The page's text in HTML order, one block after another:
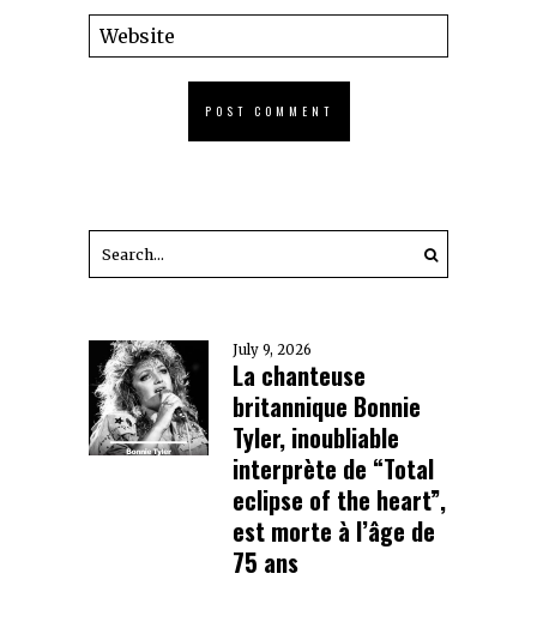
July 9, 2026
La chanteuse
britannique Bonnie
Tyler, inoubliable
interprète de “Total
eclipse of the heart”,
est morte à l’âge de
75 ans